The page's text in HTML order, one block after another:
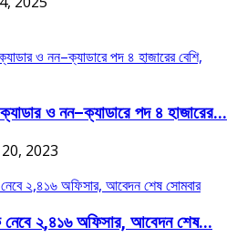
ও নন–ক্যাডারে পদ ৪ হাজারের...
2023
নেবে ২,৪১৬ অফিসার, আবেদন শেষ...